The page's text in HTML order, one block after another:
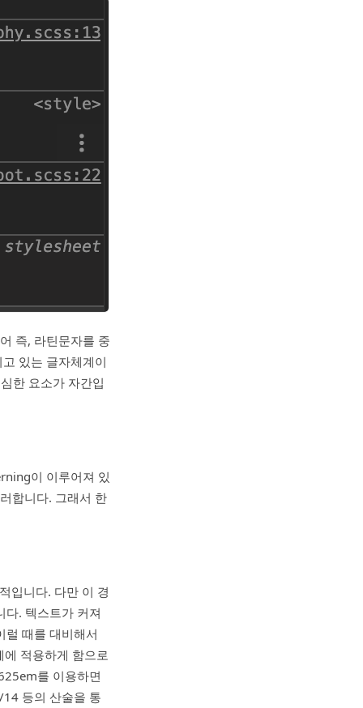
즉, 라틴문자를 중
있는 글자체계이
한 요소가 자간입
이 이루어져 있
합니다. 그래서 한
입니다. 다만 이 경
다. 텍스트가 커져
럴 때를 대비해서
적용하게 함으로
를 이용하면
등의 산술을 통